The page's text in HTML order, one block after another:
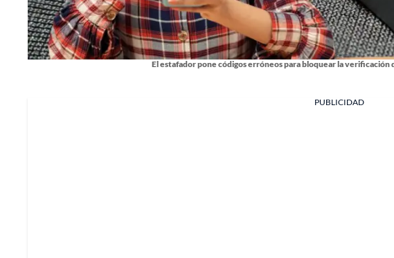
El estafador pone códigos erróneos para bloquear la verificación
PUBLICIDAD